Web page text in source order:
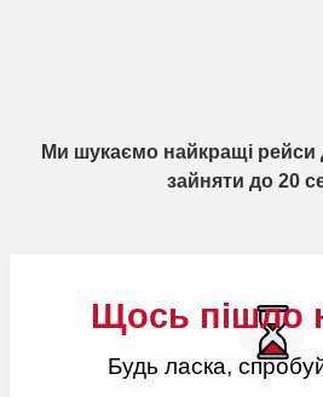
Щось пішло
Будь ласка,
Ми шукаємо найкращі
зайняти до 20